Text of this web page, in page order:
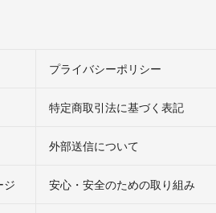
プライバシーポリシー
特定商取引法に基づく表記
外部送信について
ジ 安心・安全のための取り組み